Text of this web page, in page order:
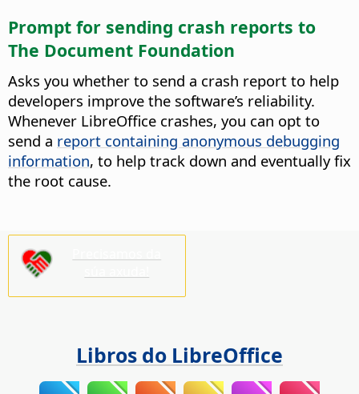
Prompt for sending crash reports to
The Document Foundation
Asks you whether to send a crash report to help
developers improve the software’s reliability.
Whenever LibreOffice crashes, you can opt to
send a report containing anonymous debugging
information, to help track down and eventually fix
the root cause.
Libros do LibreOffice